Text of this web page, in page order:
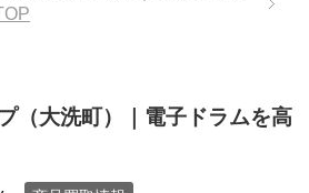
（大洗町）｜電子ドラムを高